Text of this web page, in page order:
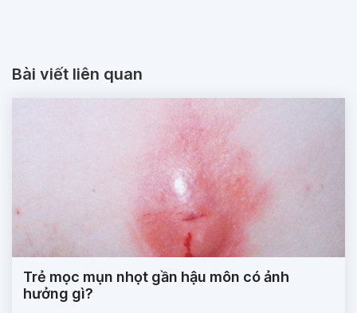
Bài viết liên quan
Trẻ mọc mụn nhọt gần hậu môn có ảnh
hưởng gì?